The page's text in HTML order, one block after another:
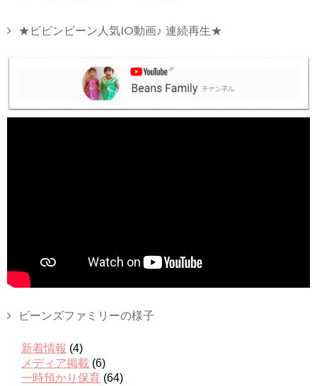
★ビビンビーン人気10動画♪ 連続再生★
ビーンズファミリーの様子
新着情報 (4)
メディア掲載 (6)
一時預かり保育 (64)